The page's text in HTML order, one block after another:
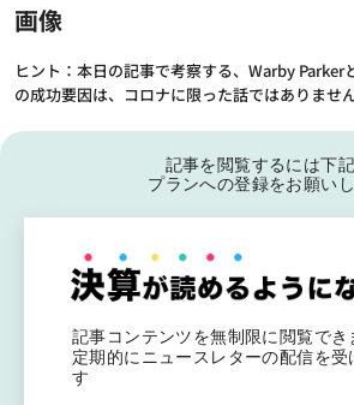
画像
ヒント：本日の記事で考察する、Warby
の成功要因は、コロナに限った話ではありません
記事を閲覧するには下
プランへの登録をお願い
記事コンテンツを無制限に閲覧でき
定期的にニュースレターの配信を受
す